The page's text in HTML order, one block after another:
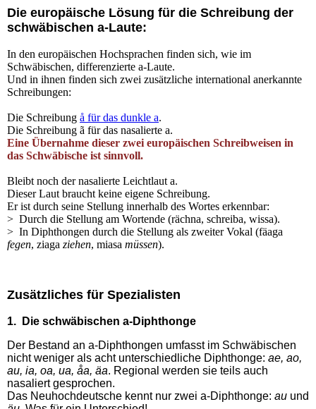
Die europäische Lösung für die Schreibung der
schwäbischen a-Laute:
In den europäischen Hochsprachen finden sich, wie im
Schwäbischen, differenzierte a-Laute.
Und in ihnen finden sich zwei zusätzliche international anerkannte
Schreibungen:
Die Schreibung å für das dunkle a.
Die Schreibung ã für das nasalierte a.
Eine Übernahme dieser zwei europäischen Schreibweisen in
das Schwäbische ist sinnvoll.
Bleibt noch der nasalierte Leichtlaut a.
Dieser Laut braucht keine eigene Schreibung.
Er ist durch seine Stellung innerhalb des Wortes erkennbar:
> Durch die Stellung am Wortende (rächna, schreiba, wissa).
> In Diphthongen durch die Stellung als zweiter Vokal (fäaga
fegen, ziaga ziehen, miasa müssen).
Zusätzliches für Spezialisten
1. Die schwäbischen a-Diphthonge
Der Bestand an a-Diphthongen umfasst im Schwäbischen
nicht weniger als acht unterschiedliche Diphthonge: ae, ao,
au, ia, oa, ua, åa, äa. Regional werden sie teils auch
nasaliert gesprochen.
Das Neuhochdeutsche kennt nur zwei a-Diphthonge: au und